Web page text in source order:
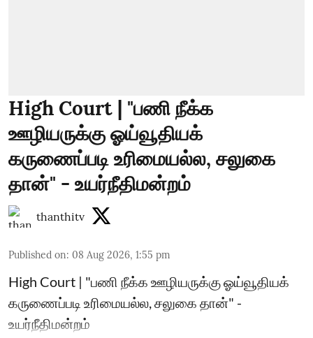
High Court | "பணி நீக்க
ஊழியருக்கு ஓய்வூதியக்
கருணைப்படி உரிமையல்ல, சலுகை
தான்" - உயர்நீதிமன்றம்
thanthitv
Published on: 08 Aug 2026, 1:55 pm
High Court | "பணி நீக்க ஊழியருக்கு ஓய்வூதியக்
கருணைப்படி உரிமையல்ல, சலுகை தான்" -
உயர்நீதிமன்றம்